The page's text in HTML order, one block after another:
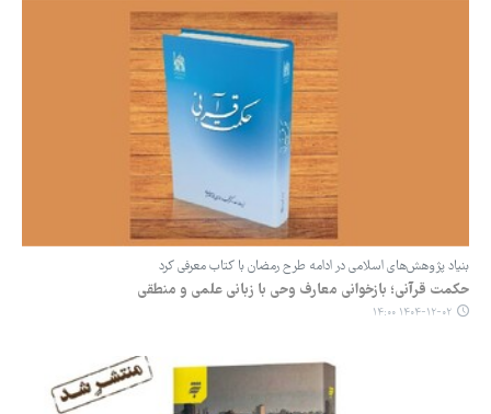
بنیاد پژوهش‌های اسلامی در ادامه طرح رمضان با کتاب معرفی کرد
حکمت قرآنی؛ بازخوانی معارف وحی با زبانی علمی و منطقی
۱۴۰۴-۱۲-۰۲ ۱۴:۰۰